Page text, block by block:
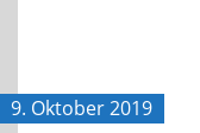
9. Oktober 2019